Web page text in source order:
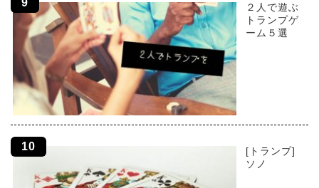
２人で遊ぶ
トランプゲ
ーム５選
[トランプ]
ソノ